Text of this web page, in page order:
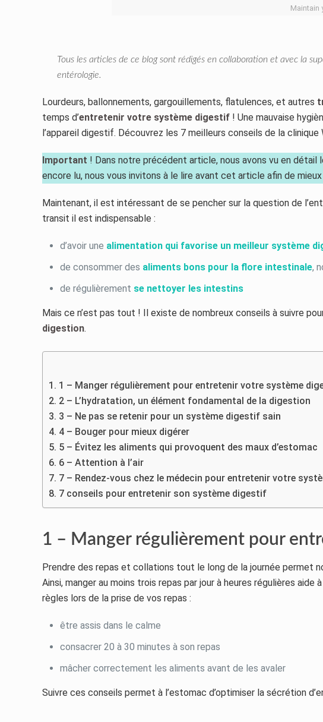
Maintain
Tous les articles de ce blog sont rédigés en collaboration et avec la
entérologie.
Lourdeurs, ballonnements, gargouillements, flatulences, et autres
temps d’entretenir votre système digestif ! Une mauvaise
l’appareil digestif. Découvrez les 7 meilleurs conseils de la clinique
Important ! Dans notre précédent article, nous avons vu en détail
encore lu, nous vous invitons à le lire avant cet article afin de
Maintenant, il est intéressant de se pencher sur la question de
transit il est indispensable :
d’avoir une alimentation qui favorise un meilleur système
de consommer des aliments bons pour la flore intestinale,
de régulièrement se nettoyer les intestins
Mais ce n’est pas tout ! Il existe de nombreux conseils à suivre
digestion.
1 – Manger régulièrement pour entretenir votre système
2 – L’hydratation, un élément fondamental de la digestion
3 – Ne pas se retenir pour un système digestif sain
4 – Bouger pour mieux digérer
5 – Évitez les aliments qui provoquent des maux d’estomac
6 – Attention à l’air
7 – Rendez-vous chez le médecin pour entretenir votre
7 conseils pour entretenir son système digestif
1 – Manger régulièrement pour
Prendre des repas et collations tout le long de la journée permet
Ainsi, manger au moins trois repas par jour à heures régulières
règles lors de la prise de vos repas :
être assis dans le calme
consacrer 20 à 30 minutes à son repas
mâcher correctement les aliments avant de les avaler
Suivre ces conseils permet à l’estomac d’optimiser la sécrétion